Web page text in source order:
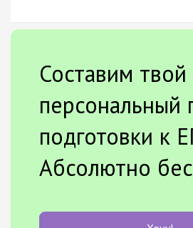
Составим твой
персональный
подготовки к
Абсолютно